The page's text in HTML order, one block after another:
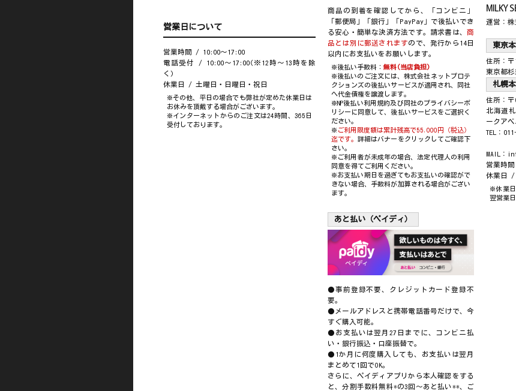
営業日について
営業時間 / 10:00～17:00
電話受付 / 10:00～17:00(※12時～13時を除
く)
休業日 / 土曜日・日曜日・祝日
※その他、平日の場合でも弊社が定めた休業日は
お休みを頂戴する場合がございます。
※インターネットからのご注文は24時間、365日
受付しております。
商品の到着を確認してから、「コンビニ」
「郵便局」「銀行」「PayPay」で後払いでき
る安心・簡単な決済方法です。請求書は、 商
品とは別に郵送されますので、発行から14日
以内にお支払いをお願いします。
※後払い手数料： 無料(当店負担)
※後払いのご注文には、株式会社ネットプロテ
クションズの後払いサービスが適用され、同社
へ代金債権を譲渡します。
※NP後払い利用規約及び同社のプライバシーポ
リシー に同意して、後払いサービスをご選択く
ださい。
※ ご利用限度額は累計残高で55,000円（税込）
迄です。詳細はバナーをクリックしてご確認下
さい。
※ご利用者が未成年の場合、法定代理人の利用
同意を得てご利用ください。
※お支払い期日を過ぎてもお支払いの確認がで
きない場合、手数料が加算される場合がござい
ます。
あと払い（ペイディ）
●事前登録不要、クレジットカード登録不
要。
●メールアドレスと携帯電話番号だけで、今
すぐ購入可能。
●お支払いは翌月27日までに、コンビニ払
い・銀行振込・口座振替で。
●1か月に何度購入しても、お支払いは翌月
まとめて1回でOK。
さらに、ペイディアプリから本人確認をする
と、分割手数料無料*の3回～あと払い**、ご
MILKY
運営：株
東京
住所：〒
東京都
札幌
住所：〒
北海道
ークア
TEL：
MAIL：
営業時
休業日 /
※休業日
翌営業